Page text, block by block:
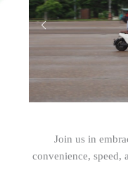
Join us in
convenience, speed,